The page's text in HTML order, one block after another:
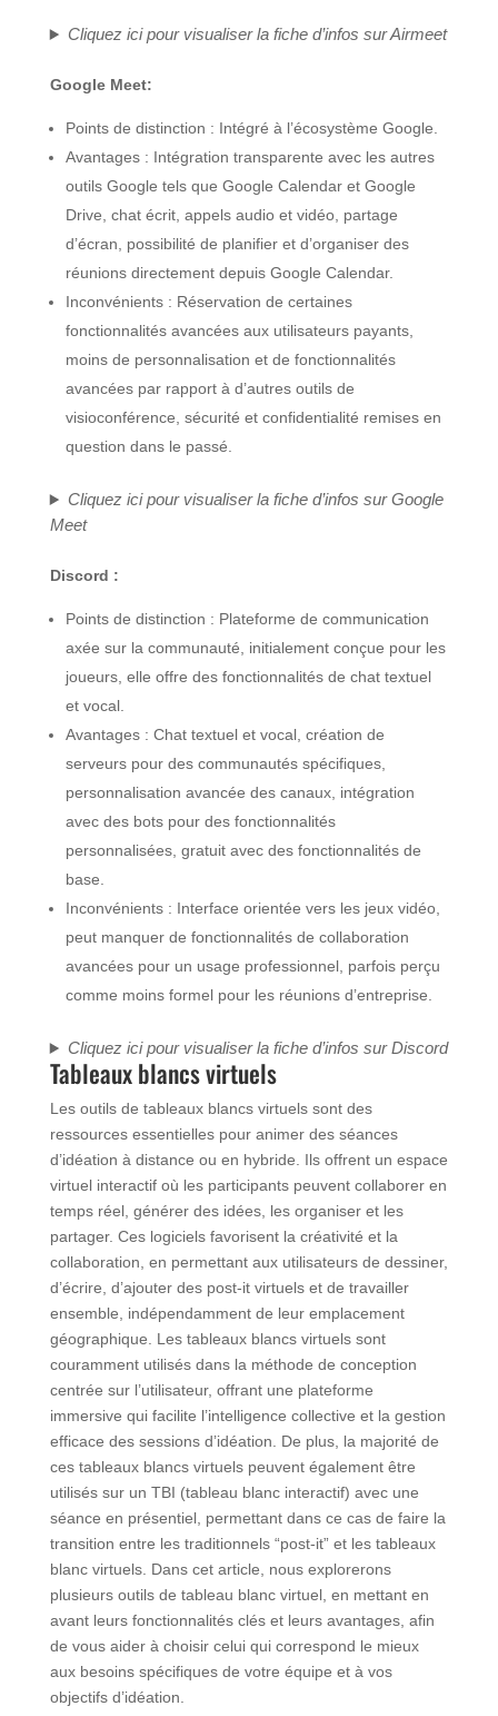
Cliquez ici pour visualiser la fiche d’infos surAirmeet
Google Meet:
Points de distinction : Intégré à l’écosystème Google.
Avantages : Intégration transparente avec les autres
outils Google tels que Google Calendar et Google
Drive, chat écrit, appels audio et vidéo, partage
d’écran, possibilité de planifier et d’organiser des
réunions directement depuis Google Calendar.
Inconvénients : Réservation de certaines
fonctionnalités avancées aux utilisateurs payants,
moins de personnalisation et de fonctionnalités
avancées par rapport à d’autres outils de
visioconférence, sécurité et confidentialité remises en
question dans le passé.
Cliquez ici pour visualiser la fiche d’infos surGoogle
Meet
Discord :
Points de distinction : Plateforme de communication
axée sur la communauté, initialement conçue pour les
joueurs, elle offre des fonctionnalités de chat textuel
et vocal.
Avantages : Chat textuel et vocal, création de
serveurs pour des communautés spécifiques,
personnalisation avancée des canaux, intégration
avec des bots pour des fonctionnalités
personnalisées, gratuit avec des fonctionnalités de
base.
Inconvénients : Interface orientée vers les jeux vidéo,
peut manquer de fonctionnalités de collaboration
avancées pour un usage professionnel, parfois perçu
comme moins formel pour les réunions d’entreprise.
Cliquez ici pour visualiser la fiche d’infos surDiscord
Tableaux blancs virtuels
Les outils de tableaux blancs virtuels sont des
ressources essentielles pour animer des séances
d’idéation à distance ou en hybride. Ils offrent un espace
virtuel interactif où les participants peuvent collaborer en
temps réel, générer des idées, les organiser et les
partager. Ces logiciels favorisent la créativité et la
collaboration, en permettant aux utilisateurs de dessiner,
d’écrire, d’ajouter des post-it virtuels et de travailler
ensemble, indépendamment de leur emplacement
géographique. Les tableaux blancs virtuels sont
couramment utilisés dans la méthode de conception
centrée sur l’utilisateur, offrant une plateforme
immersive qui facilite l’intelligence collective et la gestion
efficace des sessions d’idéation. De plus, la majorité de
ces tableaux blancs virtuels peuvent également être
utilisés sur un TBI (tableau blanc interactif) avec une
séance en présentiel, permettant dans ce cas de faire la
transition entre les traditionnels “post-it” et les tableaux
blanc virtuels. Dans cet article, nous explorerons
plusieurs outils de tableau blanc virtuel, en mettant en
avant leurs fonctionnalités clés et leurs avantages, afin
de vous aider à choisir celui qui correspond le mieux
aux besoins spécifiques de votre équipe et à vos
objectifs d’idéation.